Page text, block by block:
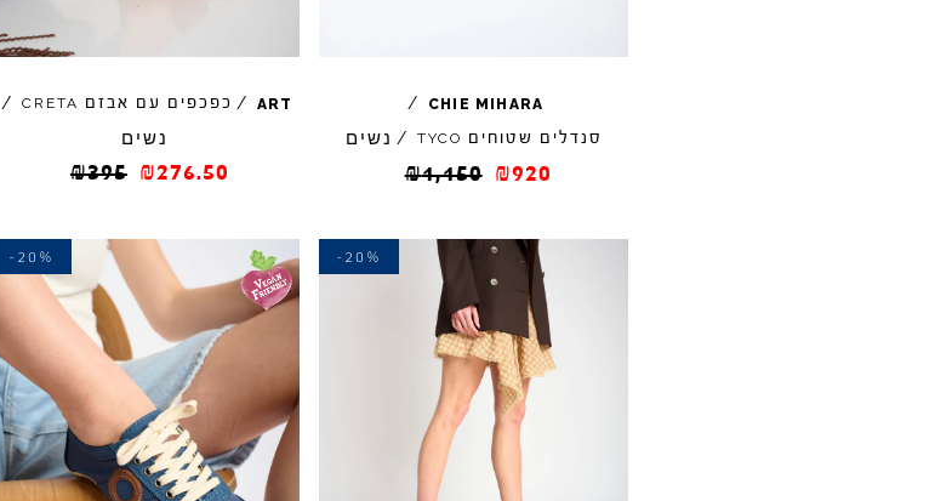
CHIE MIHARA
/
סנדלים שטוחים TYCO
/ נשים
₪1,150 ₪920
ART
/ כפכפים עם אבזם CRETA
/
נשים
₪395 ₪276.50
-20%
-20%